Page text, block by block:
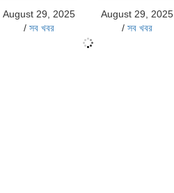
August 29, 2025
/ সব খবর
August 29, 2025
/ সব খবর